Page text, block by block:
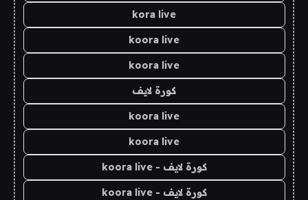
kora live
koora live
koora live
كورة لايف
koora live
koora live
كورة لايف - koora live
كورة لايف - koora live